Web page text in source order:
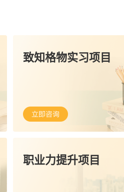
致知格物实习项目
职业力提升项目